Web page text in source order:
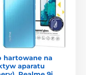
hartowane na
aparatu